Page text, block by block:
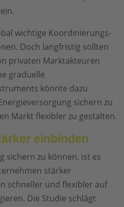
wichtige Koordinierungs-
Doch langfristig sollten
privaten Marktakteuren
graduelle
könnte dazu
sichern zu
Markt flexibler zu gestalten.
einbinden
sichern zu können, ist es
stärker
schneller und flexibler auf
Die Studie schlägt